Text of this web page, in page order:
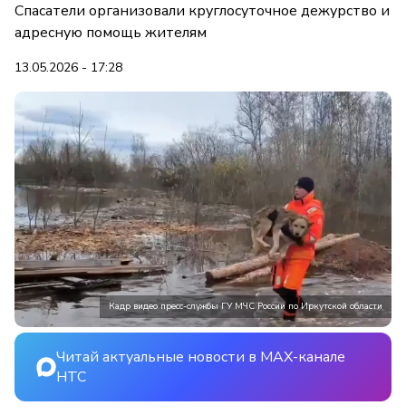
Спасатели организовали круглосуточное дежурство и
адресную помощь жителям
13.05.2026 - 17:28
Кадр видео пресс-службы ГУ МЧС России по Иркутской области
Читай актуальные новости в MAX-канале
НТС